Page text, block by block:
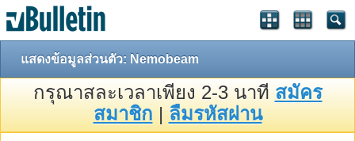
แสดงข้อมูลส่วนตัว: Nemobeam
กรุณาสละเวลาเพียง 2-3 นาที สมัคร
สมาชิก | ลืมรหัสผ่าน